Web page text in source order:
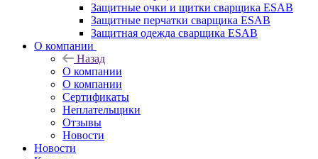
Защитные очки и щитки сварщика ESAB
Защитные перчатки сварщика ESAB
Защитная одежда сварщика ESAB
О компании
Назад
О компании
О компании
Сертификаты
Неплательщики
Отзывы
Новости
Новости